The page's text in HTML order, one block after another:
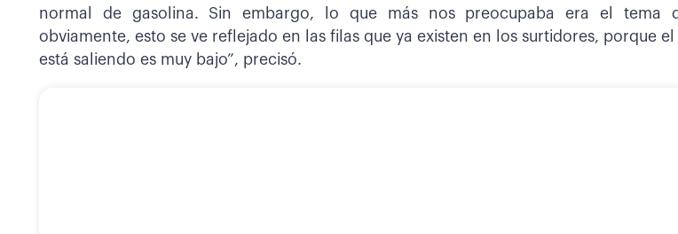
normal de gasolina. Sin embargo, lo que más nos preocupaba era el tema
obviamente, esto se ve reflejado en las filas que ya existen en los surtidores, porque
está saliendo es muy bajo”, precisó.